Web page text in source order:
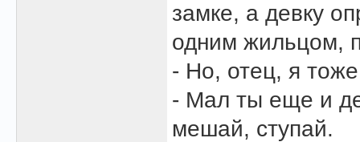
замке, а девку
одним жильцом,
- Но, отец, я
- Мал ты еще и
мешай, ступай.